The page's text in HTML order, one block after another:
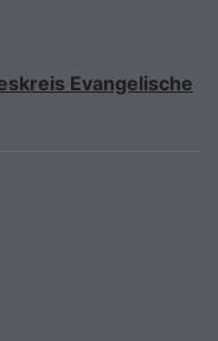
Evangelische